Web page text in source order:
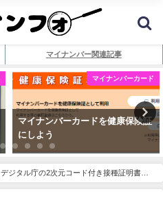
マイナンバー関連記事
マイナンバーカード
マイナンバーカードを健康保険証
にしよう
デジタル庁の2次元コード付き接種証明書は